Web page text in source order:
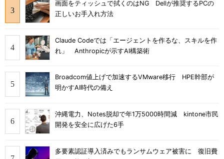
画面をティッシュで拭くのはNG Dellが推奨するPCの
正しいお手入れ方法
Claude Codeでは「エージェントを作るな、スキルを作
れ」 Anthropicが示すAI構築術
Broadcom値上げで加速するVMware移行 HPE幹部が
明かすAI時代の備え
沖縄電力、Notes脱却で年1万5000時間減 kintone市民
開発を安全に広げた6手
多要素認証導入済みでもランサムウェア被害に 復旧費